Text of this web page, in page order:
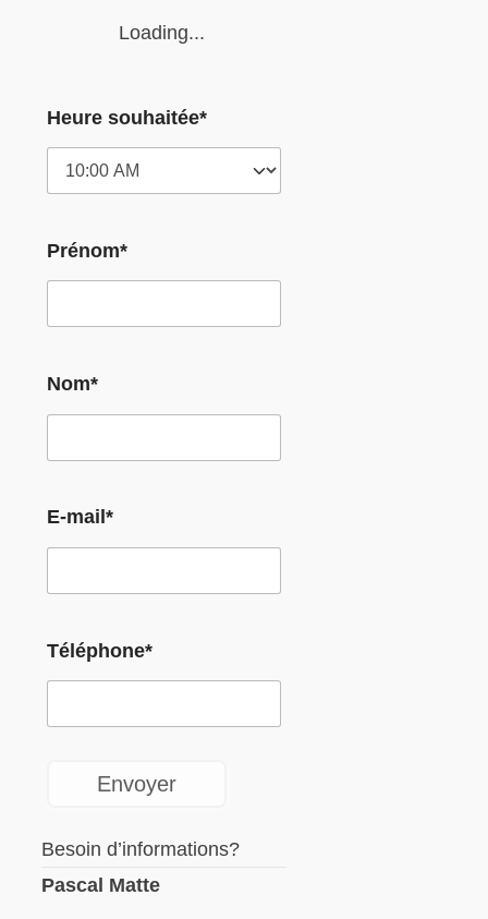
Loading...
Heure souhaitée*
Prénom*
Nom*
E-mail*
Téléphone*
Besoin d’informations?
Pascal Matte